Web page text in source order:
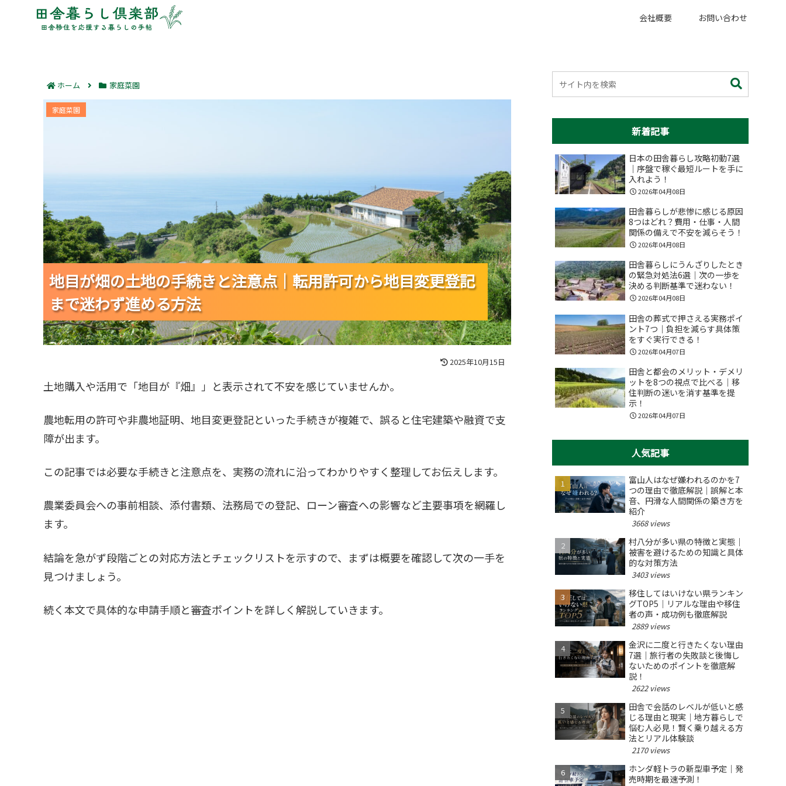
会社概要 お問い合わせ
ホーム 家庭菜園
地目が畑の土地の手続きと注意点｜転用許可から地目変更登記
まで迷わず進める方法
地目が畑の土地の手続きと注意点｜転用許可から地目変更登記
まで迷わず進める方法
地目が畑の土地の手続きと注意点｜転用許可から地目変更登記
まで迷わず進める方法
家庭菜園
2025年10月15日
土地購入や活用で「地目が『畑』」と表示されて不安を感じていませんか。
農地転用の許可や非農地証明、地目変更登記といった手続きが複雑で、誤ると住宅建築や融資で支
障が出ます。
この記事では必要な手続きと注意点を、実務の流れに沿ってわかりやすく整理してお伝えします。
農業委員会への事前相談、添付書類、法務局での登記、ローン審査への影響など主要事項を網羅し
ます。
結論を急がず段階ごとの対応方法とチェックリストを示すので、まずは概要を確認して次の一手を
見つけましょう。
続く本文で具体的な申請手順と審査ポイントを詳しく解説していきます。
新着記事
日本の田舎暮らし攻略初動7選
｜序盤で稼ぐ最短ルートを手に
入れよう！
2026年04月08日
田舎暮らしが悲惨に感じる原因
8つはどれ？費用・仕事・人間
関係の備えで不安を減らそう！
2026年04月08日
田舎暮らしにうんざりしたとき
の緊急対処法6選｜次の一歩を
決める判断基準で迷わない！
2026年04月08日
田舎の葬式で押さえる実務ポイ
ント7つ｜負担を減らす具体策
をすぐ実行できる！
2026年04月07日
田舎と都会のメリット・デメリ
ットを8つの視点で比べる｜移
住判断の迷いを消す基準を提
示！
2026年04月07日
人気記事
富山人はなぜ嫌われるのかを7
つの理由で徹底解説｜誤解と本
音、円滑な人間関係の築き方を
紹介
3668 views
村八分が多い県の特徴と実態｜
被害を避けるための知識と具体
的な対策方法
3403 views
移住してはいけない県ランキン
グTOP5｜リアルな理由や移住
者の声・成功例も徹底解説
2889 views
金沢に二度と行きたくない理由
7選｜旅行者の失敗談と後悔し
ないためのポイントを徹底解
説！
2622 views
田舎で会話のレベルが低いと感
じる理由と現実｜地方暮らしで
悩む人必見！賢く乗り越える方
法とリアル体験談
2170 views
ホンダ軽トラの新型車予定｜発
売時期を最速予測！